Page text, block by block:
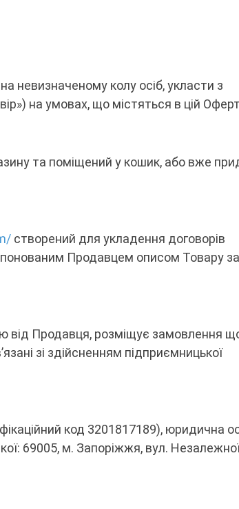
невизначеному колу осіб, укласти з
на умовах, що містяться в цій
та поміщений у кошик, або вже
створений для укладення договорів
Продавцем описом Товару за
від Продавця, розміщує замовлення
зі здійсненням підприємницької
код 3201817189), юридична
69005, м. Запоріжжя, вул.